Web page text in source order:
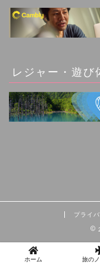
レジャー・遊び
プライ
ホーム 旅の